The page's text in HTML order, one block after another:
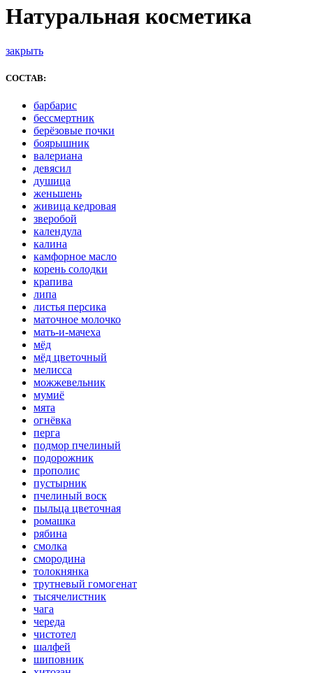
Натуральная косметика
закрыть
СОСТАВ:
барбарис
бессмертник
берёзовые почки
боярышник
валериана
девясил
душица
женьшень
живица кедровая
зверобой
календула
калина
камфорное масло
корень солодки
крапива
липа
листья персика
маточное молочко
мать-и-мачеха
мёд
мёд цветочный
мелисса
можжевельник
мумиё
мята
огнёвка
перга
подмор пчелиный
подорожник
прополис
пустырник
пчелиный воск
пыльца цветочная
ромашка
рябина
смолка
смородина
толокнянка
трутневый гомогенат
тысячелистник
чага
череда
чистотел
шалфей
шиповник